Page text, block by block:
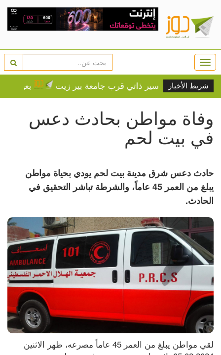
شريط الأخبار
بحادث سير ذاتي قرب جامعة بير زيت بعيدا عن
وفاة مواطن بحادث دعس
في بيت لحم
حادث دعس شرق مدينة بيت لحم يودي بحياة مواطن
يبلغ من العمر 45 عاماً، والشرطة تباشر التحقيق في
الحادث.